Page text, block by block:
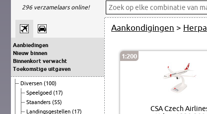
296 verzamelaars online!
Aanbiedingen
Nieuw binnen
Binnenkort verwacht
Toekomstige uitgaven
Diversen (100)
Speelgoed (17)
Staanders (55)
Landingsgestellen (17)
Aankondigingen >
1:200
CSA Czech